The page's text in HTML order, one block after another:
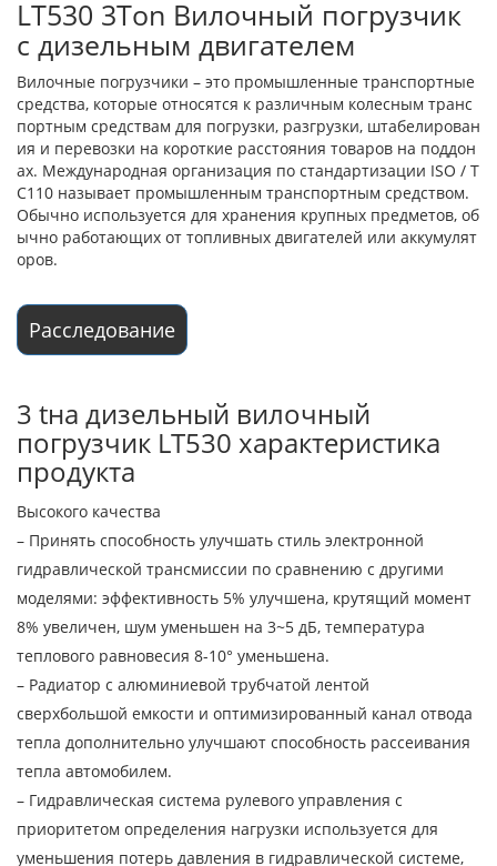
LT530 3Ton Вилочный погрузчик
с дизельным двигателем
Вилочные погрузчики – это промышленные транспортные
средства, которые относятся к различным колесным транс
портным средствам для погрузки, разгрузки, штабелирован
ия и перевозки на короткие расстояния товаров на поддон
ах. Международная организация по стандартизации ISO / T
C110 называет промышленным транспортным средством.
Обычно используется для хранения крупных предметов, об
ычно работающих от топливных двигателей или аккумулят
оров.
Расследование
3 tна дизельный вилочный
погрузчик LT530 характеристика
продукта
Высокого качества
– Принять способность улучшать стиль электронной
гидравлической трансмиссии по сравнению с другими
моделями: эффективность 5% улучшена, крутящий момент
8% увеличен, шум уменьшен на 3~5 дБ, температура
теплового равновесия 8-10° уменьшена.
– Радиатор с алюминиевой трубчатой ​​лентой
сверхбольшой емкости и оптимизированный канал отвода
тепла дополнительно улучшают способность рассеивания
тепла автомобилем.
– Гидравлическая система рулевого управления с
приоритетом определения нагрузки используется для
уменьшения потерь давления в гидравлической системе,